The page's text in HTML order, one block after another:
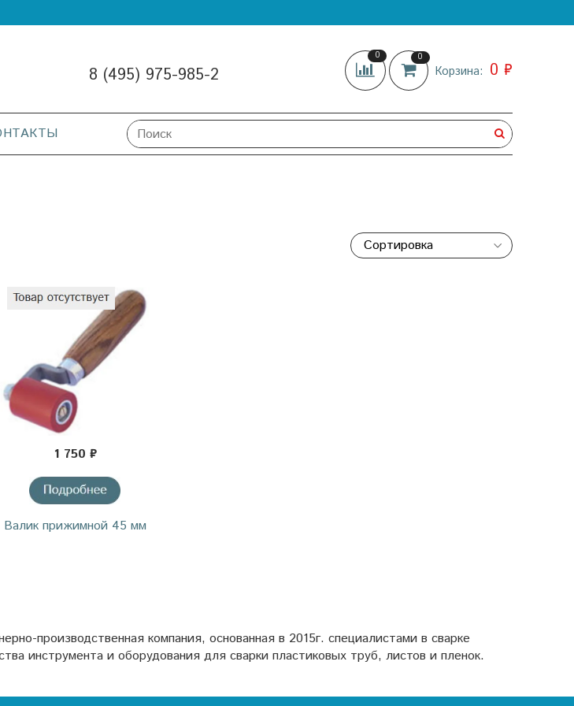
8 (495) 975-985-2
0 0
Корзина: 0 ₽
1 750 ₽
Валик прижимной 45 мм
производственная компания, основанная в 2015г. специалистами в сварке
инструмента и оборудования для сварки пластиковых труб, листов и пленок.